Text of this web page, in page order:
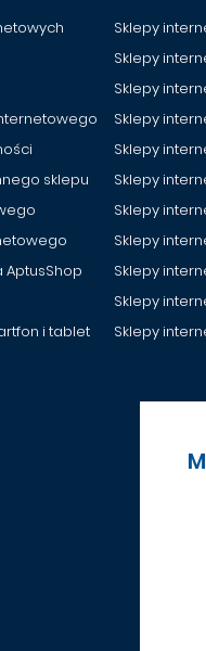
sklepu
i tablet
Sklepy
Sklepy
Sklepy
Sklepy
Sklepy
Sklepy
Sklepy
Sklepy
Sklepy
Sklepy
Sklepy